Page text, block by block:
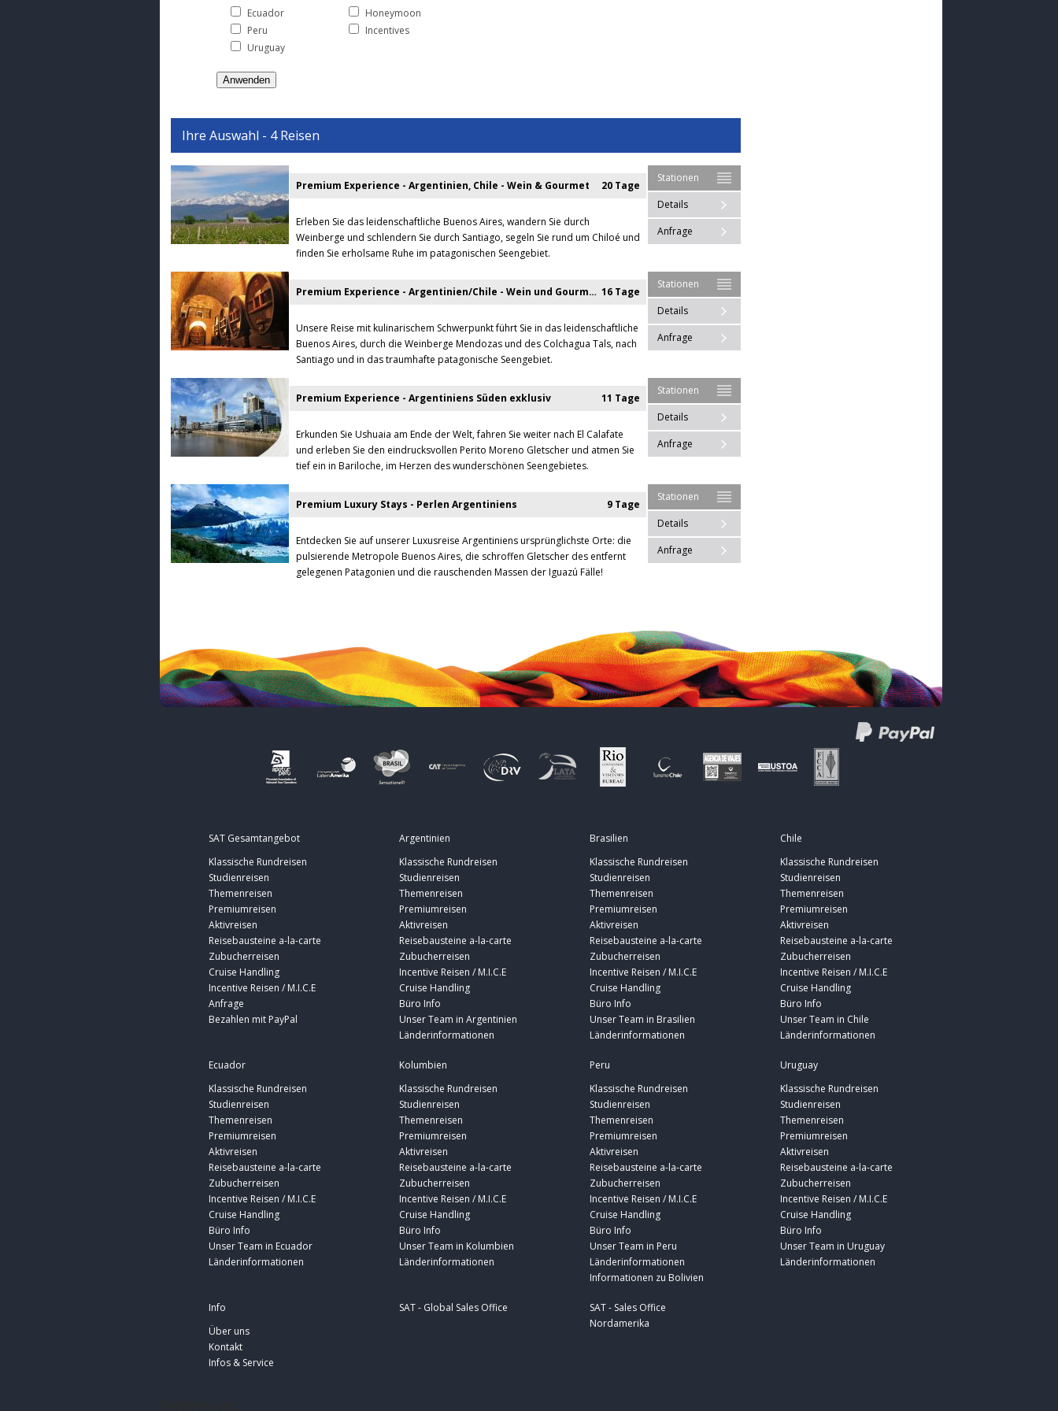
Ecuador
Peru
Uruguay
Honeymoon
Incentives
Ihre Auswahl - 4 Reisen
Premium Experience - Argentinien, Chile - Wein & Gourmet 20 Tage
Erleben Sie das leidenschaftliche Buenos Aires, wandern Sie durch
Weinberge und schlendern Sie durch Santiago, segeln Sie rund um Chiloé und
finden Sie erholsame Ruhe im patagonischen Seengebiet.
Stationen
Details
Anfrage
Premium Experience - Argentinien/Chile - Wein und Gourmet 16 Tage
Unsere Reise mit kulinarischem Schwerpunkt führt Sie in das leidenschaftliche
Buenos Aires, durch die Weinberge Mendozas und des Colchagua Tals, nach
Santiago und in das traumhafte patagonische Seengebiet.
Stationen
Details
Anfrage
Premium Experience - Argentiniens Süden exklusiv 11 Tage
Erkunden Sie Ushuaia am Ende der Welt, fahren Sie weiter nach El Calafate
und erleben Sie den eindrucksvollen Perito Moreno Gletscher und atmen Sie
tief ein in Bariloche, im Herzen des wunderschönen Seengebietes.
Stationen
Details
Anfrage
Premium Luxury Stays - Perlen Argentiniens 9 Tage
Entdecken Sie auf unserer Luxusreise Argentiniens ursprünglichste Orte: die
pulsierende Metropole Buenos Aires, die schroffen Gletscher des entfernt
gelegenen Patagonien und die rauschenden Massen der Iguazú Fälle!
Stationen
Details
Anfrage
SAT Gesamtangebot
Klassische Rundreisen
Studienreisen
Themenreisen
Premiumreisen
Aktivreisen
Reisebausteine a-la-carte
Zubucherreisen
Cruise Handling
Incentive Reisen / M.I.C.E
Anfrage
Bezahlen mit PayPal
Argentinien
Klassische Rundreisen
Studienreisen
Themenreisen
Premiumreisen
Aktivreisen
Reisebausteine a-la-carte
Zubucherreisen
Incentive Reisen / M.I.C.E
Cruise Handling
Büro Info
Unser Team in Argentinien
Länderinformationen
Brasilien
Klassische Rundreisen
Studienreisen
Themenreisen
Premiumreisen
Aktivreisen
Reisebausteine a-la-carte
Zubucherreisen
Incentive Reisen / M.I.C.E
Cruise Handling
Büro Info
Unser Team in Brasilien
Länderinformationen
Chile
Klassische Rundreisen
Studienreisen
Themenreisen
Premiumreisen
Aktivreisen
Reisebausteine a-la-carte
Zubucherreisen
Incentive Reisen / M.I.C.E
Cruise Handling
Büro Info
Unser Team in Chile
Länderinformationen
Ecuador
Klassische Rundreisen
Studienreisen
Themenreisen
Premiumreisen
Aktivreisen
Reisebausteine a-la-carte
Zubucherreisen
Incentive Reisen / M.I.C.E
Cruise Handling
Büro Info
Unser Team in Ecuador
Länderinformationen
Kolumbien
Klassische Rundreisen
Studienreisen
Themenreisen
Premiumreisen
Aktivreisen
Reisebausteine a-la-carte
Zubucherreisen
Incentive Reisen / M.I.C.E
Cruise Handling
Büro Info
Unser Team in Kolumbien
Länderinformationen
Peru
Klassische Rundreisen
Studienreisen
Themenreisen
Premiumreisen
Aktivreisen
Reisebausteine a-la-carte
Zubucherreisen
Incentive Reisen / M.I.C.E
Cruise Handling
Büro Info
Unser Team in Peru
Länderinformationen
Informationen zu Bolivien
Uruguay
Klassische Rundreisen
Studienreisen
Themenreisen
Premiumreisen
Aktivreisen
Reisebausteine a-la-carte
Zubucherreisen
Incentive Reisen / M.I.C.E
Cruise Handling
Büro Info
Unser Team in Uruguay
Länderinformationen
Info
Über uns
Kontakt
Infos & Service
SAT - Global Sales Office
SAT - Sales Office
Nordamerika